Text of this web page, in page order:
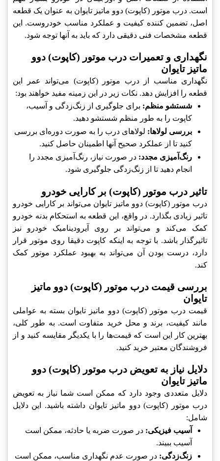
است. درب موتور (کاپوت) دوو ماتیز تایوان به عنوان یک قطعه
اصل، تضمین کننده کیفیت و عملکرد مناسب خودروست. این
قطعه مشخصات فنی دقیقی دارد که باید به آنها توجه شود.
نگهداری و تعمیرات درب موتور (کاپوت) دوو
ماتیز تایوان
نگهداری مناسب از درب موتور (کاپوت) می‌تواند عمر این
قطعه را افزایش دهد. نکات زیر در این زمینه مفید خواهند بود:
شستشو منظم: برای جلوگیری از زنگ‌زدگی و آسیب،
کاپوت را به طور منظم شستشو دهید.
بررسی لولاها: لولاهای درب را به صورت دوره‌ای بررسی
کنید تا از عملکرد صحیح آنها اطمینان حاصل کنید.
رنگ‌آمیزی مجدد: در صورت نیاز، رنگ‌آمیزی مجدد را
انجام دهید تا از زنگ‌زدگی جلوگیری شود.
تاثیر درب موتور (کاپوت) بر کارایی خودرو
درب موتور (کاپوت) دوو ماتیز تایوان می‌تواند بر کارایی خودرو
تاثیر زیادی بگذارد. در واقع، این قطعه به استحکام بدنه خودرو
کمک می‌کند و می‌تواند بر روی آيرودینامیک خودرو نیز
تاثیرگذار باشد. با توجه به اینکه کاپوت دقیقا روی موتور قرار
دارد، درست بودن آن می‌تواند به بهبود عملکرد موتور کمک
کند.
بررسی قیمت درب موتور (کاپوت) دوو ماتیز
تایوان
قیمت درب موتور (کاپوت) دوو ماتیز تایوان بسته به عواملی
مانند کیفیت، برند و محل خرید متفاوت است. به طور کلی،
بهترین کار این است که قیمت‌ها را با یکدیگر مقایسه کنید و از
فروشندگان معتبر خرید کنید.
دلایل نیاز به تعویض درب موتور (کاپوت) دوو
ماتیز تایوان
دلایل متعددی وجود دارد که ممکن است شما نیاز به تعویض
درب موتور (کاپوت) دوو ماتیز تایوان داشته باشید. این دلایل
شامل:
آسیب فیزیکی: در صورت ضربه یا حادثه، ممکن است
آسیب ببیند.
زنگ‌زدگی: در صورت عدم نگهداری مناسب، ممکن است